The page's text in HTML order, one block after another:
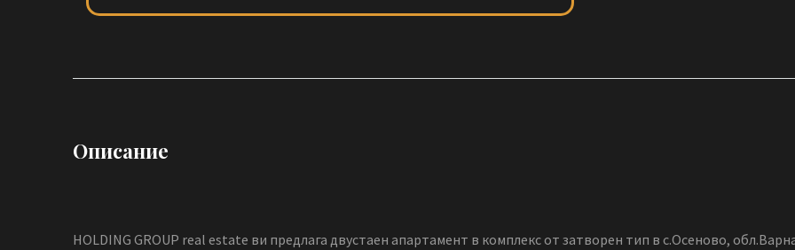
Описание
HOLDING GROUP real estate ви предлага двустаен апартамент в комплекс от затворен тип в с.Осеново,